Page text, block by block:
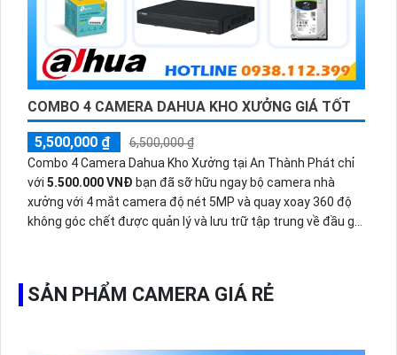
COMBO 4 CAMERA DAHUA KHO XƯỞNG GIÁ TỐT
5,500,000 ₫
6,500,000 ₫
Combo 4 Camera Dahua Kho Xưởng tại An Thành Phát chỉ
với 5.500.000 VNĐ bạn đã sỡ hữu ngay bộ camera nhà
xưởng với 4 mắt camera độ nét 5MP và quay xoay 360 độ
không góc chết được quản lý và lưu trữ tập trung về đầu ghi
SẢN PHẨM CAMERA GIÁ RẺ